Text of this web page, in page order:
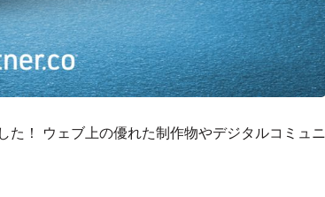
！ ウェブ上の優れた制作物やデジタルコミュニ